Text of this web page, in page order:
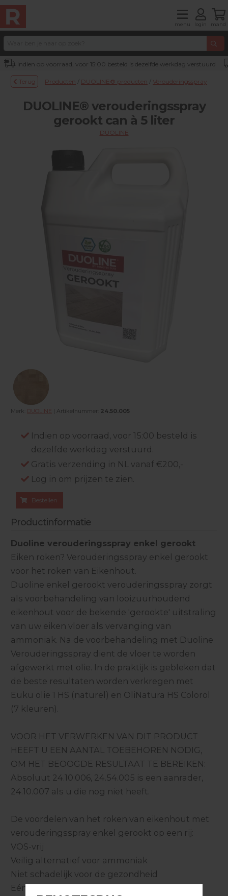
menu login mand
Indien op voorraad, voor 15:00 besteld is dezelfde werkdag verstuurd
Terug Producten / DUOLINE® producten / Verouderingsspray
DUOLINE® verouderingsspray
gerookt can à 5 liter
DUOLINE
Merk: DUOLINE | Artikelnummer: 24.50.005
Indien op voorraad, voor 15:00 besteld is
dezelfde werkdag verstuurd.
Gratis verzending in NL vanaf €200,-
Log in om prijzen te zien.
Bestellen
Productinformatie
Duoline verouderingsspray enkel gerookt
Eiken roken? Verouderingsspray enkel gerookt
voor het roken van Eikenhout.
Duoline enkel gerookt verouderingsspray zorgt
als voorbehandeling van looizuurhoudend
eikenhout voor de bekende 'gerookte' uitstraling
van uw eiken vloer als vervanging van
ammoniak. Na de voorbehandeling met Duoline
Verouderingsspray dient de vloer te worden
afgewerkt met olie. In de praktijk is gebleken dat
de beste resultaten worden verkregen met
Euku olie 1 HS (naturel) en OliNatura HS Coloröl
(7 kleuren).
VOOR HET VERWERKEN VAN DIT PRODUCT
HEEFT U EEN AANTAL TOEBEHOREN NODIG,
OM HET BEOOGDE RESULTAAT TE BEREIKEN:
Absoluut 24.10.006, 24.54.005 is een aanrader,
24.10.007 als u die nog niet heeft.
De voordelen van het roken van eikenhout met
verouderingsspray enkel gerookt op een rij:
VOS-vrij
Veilig alternatief voor ammoniak
Niet schadelijk voor de gezondheid
Eénvoudig aan te brengen